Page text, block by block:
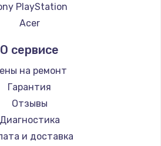
1050 руб.
Заказать
тачскрина
900 руб.
Заказать
нижнего шлейфа
700 руб.
PlayStation
Acer
О сервисе
на ремонт
Гарантия
Отзывы
Диагностика
и доставка